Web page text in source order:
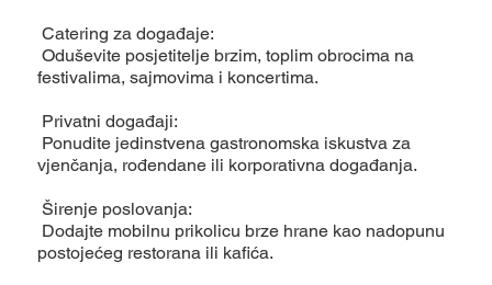
Catering za događaje:
Oduševite posjetitelje brzim, toplim obrocima na
festivalima, sajmovima i koncertima.
Privatni događaji:
Ponudite jedinstvena gastronomska iskustva za
vjenčanja, rođendane ili korporativna događanja.
Širenje poslovanja:
Dodajte mobilnu prikolicu brze hrane kao nadopunu
postojećeg restorana ili kafića.